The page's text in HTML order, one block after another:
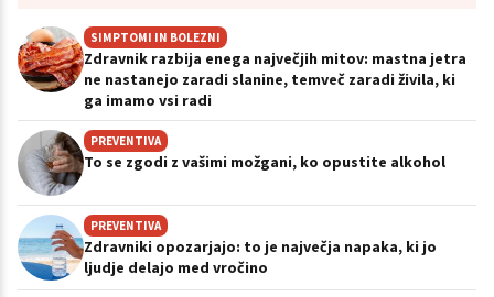
SIMPTOMI IN BOLEZNI
Zdravnik razbija enega največjih mitov: mastna jetra
ne nastanejo zaradi slanine, temveč zaradi živila, ki
ga imamo vsi radi
PREVENTIVA
To se zgodi z vašimi možgani, ko opustite alkohol
PREVENTIVA
Zdravniki opozarjajo: to je največja napaka, ki jo
ljudje delajo med vročino